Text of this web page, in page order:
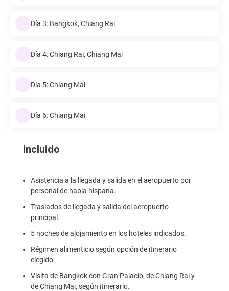
Día 3: Bangkok, Chiang Rai
Día 4: Chiang Rai, Chiang Mai
Día 5: Chiang Mai
Día 6: Chiang Mai
Incluido
Asistencia a la llegada y salida en el aeropuerto por
personal de habla hispana.
Traslados de llegada y salida del aeropuerto
principal.
5 noches de alojamiento en los hoteles indicados.
Régimen alimenticio según opción de itinerario
elegido.
Visita de Bangkok con Gran Palacio, de Chiang Rai y
de Chiang Mai, según itinerario.